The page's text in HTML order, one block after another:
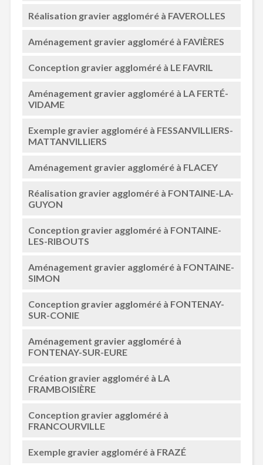
Réalisation gravier aggloméré à FAVEROLLES
Aménagement gravier aggloméré à FAVIÈRES
Conception gravier aggloméré à LE FAVRIL
Aménagement gravier aggloméré à LA FERTÉ-
VIDAME
Exemple gravier aggloméré à FESSANVILLIERS-
MATTANVILLIERS
Aménagement gravier aggloméré à FLACEY
Réalisation gravier aggloméré à FONTAINE-LA-
GUYON
Conception gravier aggloméré à FONTAINE-
LES-RIBOUTS
Aménagement gravier aggloméré à FONTAINE-
SIMON
Conception gravier aggloméré à FONTENAY-
SUR-CONIE
Aménagement gravier aggloméré à
FONTENAY-SUR-EURE
Création gravier aggloméré à LA
FRAMBOISIÈRE
Conception gravier aggloméré à
FRANCOURVILLE
Exemple gravier aggloméré à FRAZÉ